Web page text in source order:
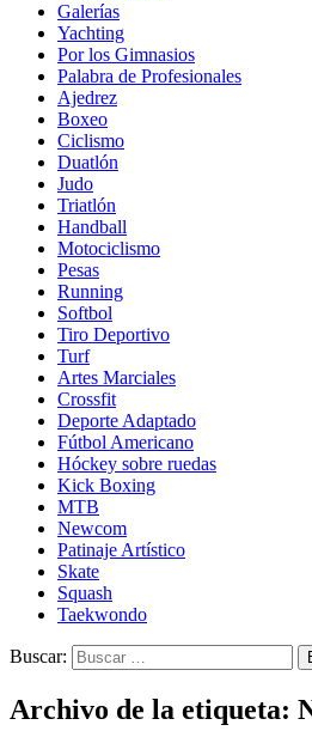
Galerías
Yachting
Por los Gimnasios
Palabra de Profesionales
Ajedrez
Boxeo
Ciclismo
Duatlón
Judo
Triatlón
Handball
Motociclismo
Pesas
Running
Softbol
Tiro Deportivo
Turf
Artes Marciales
Crossfit
Deporte Adaptado
Fútbol Americano
Hóckey sobre ruedas
Kick Boxing
MTB
Newcom
Patinaje Artístico
Skate
Squash
Taekwondo
Buscar:
Archivo de la etiqueta: